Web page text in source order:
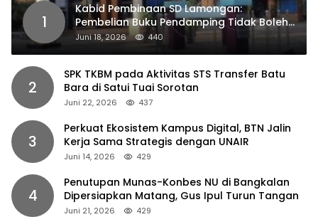
1
Kabid Pembinaan SD Lamongan:
Pembelian Buku Pendamping Tidak Boleh
Dipaksakan
Juni 18, 2026 440
2
SPK TKBM pada Aktivitas STS Transfer Batu
Bara di Satui Tuai Sorotan
Juni 22, 2026 437
3
Perkuat Ekosistem Kampus Digital, BTN Jalin
Kerja Sama Strategis dengan UNAIR
Juni 14, 2026 429
4
Penutupan Munas-Konbes NU di Bangkalan
Dipersiapkan Matang, Gus Ipul Turun Tangan
Juni 21, 2026 429